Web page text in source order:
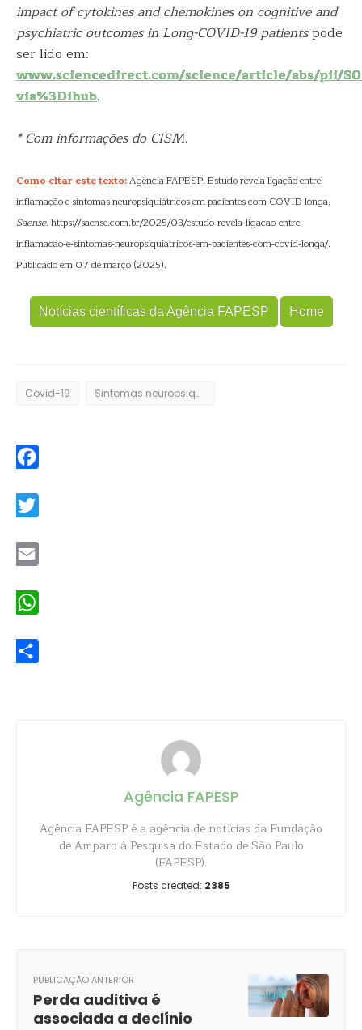
impact of cytokines and chemokines on cognitive and
psychiatric outcomes in Long-COVID-19 patientspode
ser lido em:
www.sciencedirect.com/science/article/abs/pii/
via%3Dihub.
* Com informações do CISM.
Como citar este texto:Agência FAPESP. Estudo revela ligação entre
inflamação e sintomas neuropsiquiátricos em pacientes com COVID longa.
Saense. https://saense.com.br/2025/03/estudo-revela-ligacao-entre-
inflamacao-e-sintomas-neuropsiquiatricos-em-pacientes-com-covid-longa/.
Publicado em 07 de março (2025).
Notícias científicas da Agência FAPESP Home
Covid-19 Sintomas neuropsiquiátricos
Agência FAPESP
Agência FAPESP é a agência de notícias da Fundação
de Amparo à Pesquisa do Estado de São Paulo
(FAPESP).
Posts created: 2385
PUBLICAÇÃO ANTERIOR
Perda auditiva é
associada a declínio